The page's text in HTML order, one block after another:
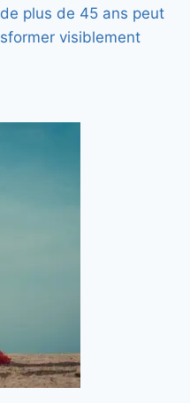
plus de 45 ans peut
visiblement